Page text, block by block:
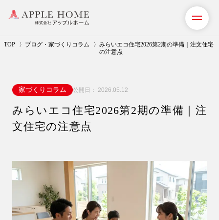
TOP ブログ・家づくりコラム
みらいエコ住宅2026第2期の準備｜注文住宅
の注意点
家づくりコラム 公開日： 2026.05.12
みらいエコ住宅2026第2期の準備｜注
文住宅の注意点
事業紹介（注文住宅）
リフォーム・リノベーション
土地探しサポート
ショールーム・モデルハウス
施工事例・お客様の声